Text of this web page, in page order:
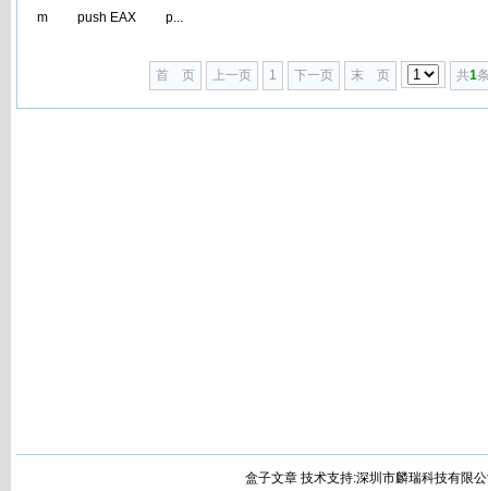
m push EAX p...
首 页 上一页 1 下一页 末 页 共1
盒子文章 技术支持:深圳市麟瑞科技有限